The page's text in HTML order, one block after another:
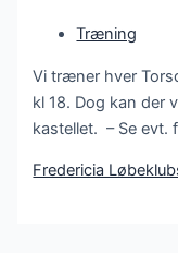
Træning
Vi træner hver
kl 18. Dog kan
kastellet. – Se evt.
Fredericia